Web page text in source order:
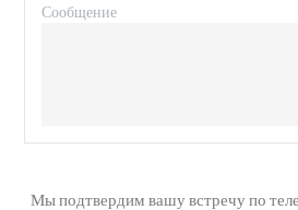
Сообщение
Мы подтвердим вашу встречу по